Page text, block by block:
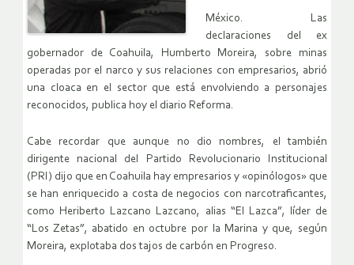
México. Las
declaraciones del ex
gobernador de Coahuila, Humberto Moreira, sobre minas
operadas por el narco y sus relaciones con empresarios, abrió
una cloaca en el sector que está envolviendo a personajes
reconocidos, publica hoy el diario Reforma.
Cabe recordar que aunque no dio nombres, el también
dirigente nacional del Partido Revolucionario Institucional
(PRI) dijo que en Coahuila hay empresarios y «opinólogos» que
se han enriquecido a costa de negocios con narcotraficantes,
como Heriberto Lazcano Lazcano, alias “El Lazca”, líder de
“Los Zetas”, abatido en octubre por la Marina y que, según
Moreira, explotaba dos tajos de carbón en Progreso.